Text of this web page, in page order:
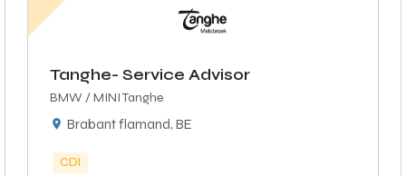
Tanghe- Service Advisor
BMW / MINI Tanghe
Brabant flamand, BE
CDI